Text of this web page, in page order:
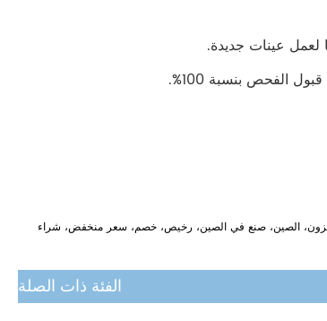
الصين، صنع في الصين، رخيص، خصم، سعر منخفض، شراء
الفئة ذات الصلة